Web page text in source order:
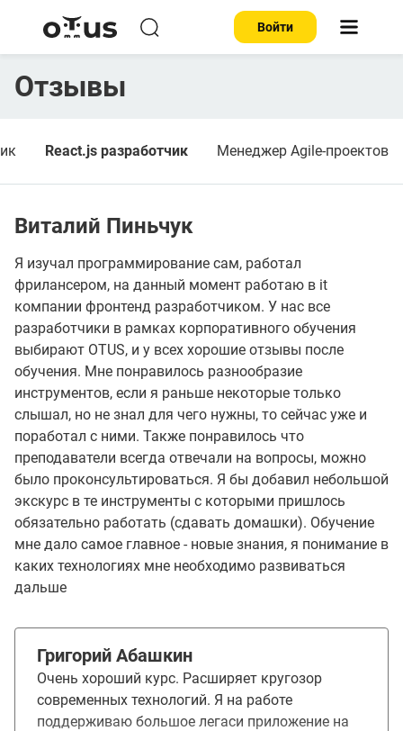
Войти
Отзывы
React.js разработчик Менеджер Agile-проектов
Виталий Пиньчук
Я изучал программирование сам, работал
фрилансером, на данный момент работаю в it
компании фронтенд разработчиком. У нас все
разработчики в рамках корпоративного обучения
выбирают OTUS, и у всех хорошие отзывы после
обучения. Мне понравилось разнообразие
инструментов, если я раньше некоторые только
слышал, но не знал для чего нужны, то сейчас уже и
поработал с ними. Также понравилось что
преподаватели всегда отвечали на вопросы, можно
было проконсультироваться. Я бы добавил небольшой
экскурс в те инструменты с которыми пришлось
обязательно работать (сдавать домашки). Обучение
мне дало самое главное - новые знания, я понимание в
каких технологиях мне необходимо развиваться
дальше
Григорий Абашкин
Очень хороший курс. Расширяет кругозор
современных технологий. Я на работе
поддерживаю большое легаси приложение на